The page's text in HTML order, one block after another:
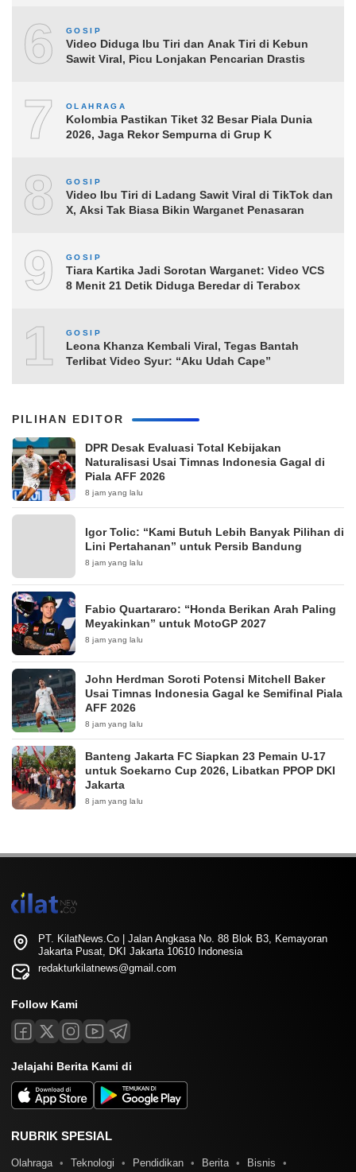
6 GOSIP
Video Diduga Ibu Tiri dan Anak Tiri di Kebun
Sawit Viral, Picu Lonjakan Pencarian Drastis
7 OLAHRAGA
Kolombia Pastikan Tiket 32 Besar Piala Dunia
2026, Jaga Rekor Sempurna di Grup K
8 GOSIP
Video Ibu Tiri di Ladang Sawit Viral di TikTok dan
X, Aksi Tak Biasa Bikin Warganet Penasaran
9 GOSIP
Tiara Kartika Jadi Sorotan Warganet: Video VCS
8 Menit 21 Detik Diduga Beredar di Terabox
10
GOSIP
Leona Khanza Kembali Viral, Tegas Bantah
Terlibat Video Syur: “Aku Udah Cape”
PILIHAN EDITOR
DPR Desak Evaluasi Total Kebijakan
Naturalisasi Usai Timnas Indonesia Gagal di
Piala AFF 2026
8 jam yang lalu
Igor Tolic: “Kami Butuh Lebih Banyak Pilihan di
Lini Pertahanan” untuk Persib Bandung
8 jam yang lalu
Fabio Quartararo: “Honda Berikan Arah Paling
Meyakinkan” untuk MotoGP 2027
8 jam yang lalu
John Herdman Soroti Potensi Mitchell Baker
Usai Timnas Indonesia Gagal ke Semifinal Piala
AFF 2026
8 jam yang lalu
Banteng Jakarta FC Siapkan 23 Pemain U-17
untuk Soekarno Cup 2026, Libatkan PPOP DKI
Jakarta
8 jam yang lalu
PT. KilatNews.Co | Jalan Angkasa No. 88 Blok B3, Kemayoran
Jakarta Pusat, DKI Jakarta 10610 Indonesia
redakturkilatnews@gmail.com
Follow Kami
Jelajahi Berita Kami di
RUBRIK SPESIAL
Olahraga Teknologi Pendidikan Berita Bisnis